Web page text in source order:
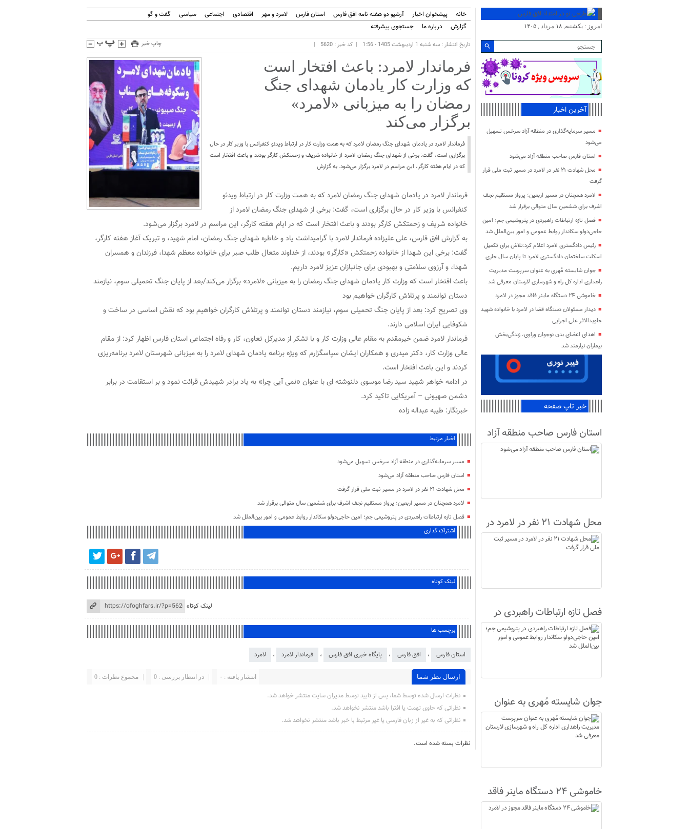
خانه پیشخوان اخبار آرشیو دو هفته نامه افق فارس استان فارس لامرد و مهر اقتصادی اجتماعی سیاسی
گفت و گو
گزارش
درباره ما جستجوی پیشرفته
تاریخ انتشار : سه شنبه 1 اردیبهشت 1405 - 1:56 کد خبر : 5620 چاپ خبر
فرماندار لامرد: باعث افتخار است
که وزارت کار یادمان شهدای جنگ
رمضان را به میزبانی «لامرد»
برگزار می‌کند
فرماندار لامرد در یادمان شهدای جنگ رمضان لامرد که به همت وزارت کار در ارتباط ویدئو کنفرانس با وزیر کار در حال
برگزاری است، گفت: برخی از شهدای جنگ رمضان لامرد از خانواده شریف و زحمتکش کارگر بودند و باعث افتخار است
که در ایام هفته کارگر، این مراسم در لامرد برگزار می‌شود. به گزارش
فرماندار لامرد در یادمان شهدای جنگ رمضان لامرد که به همت وزارت کار در ارتباط ویدئو
کنفرانس با وزیر کار در حال برگزاری است، گفت: برخی از شهدای جنگ رمضان لامرد از
خانواده شریف و زحمتکش کارگر بودند و باعث افتخار است که در ایام هفته کارگر، این مراسم در لامرد برگزار می‌شود.
به گزارش افق فارس، علی علیزاده فرماندار لامرد با گرامیداشت یاد و خاطره شهدای جنگ رمضان، امام شهید، و تبریک آغاز هفته کارگر،
گفت: برخی این شهدا از خانواده زحمتکش «کارگر» بودند، از خداوند متعال طلب صبر برای خانواده معظم شهدا، فرزندان و همسران
شهدا، و آرزوی سلامتی و بهبودی برای جانبازان عزیز لامرد داریم.
باعث افتخار است که وزارت کار یادمان شهدای جنگ رمضان را به میزبانی «لامرد» برگزار می‌کند/بعد از پایان جنگ تحمیلی سوم، نیازمند
دستان توانمند و پرتلاش کارگران خواهیم بود
وی تصریح کرد: بعد از پایان جنگ تحمیلی سوم، نیازمند دستان توانمند و پرتلاش کارگران خواهیم بود که نقش اساسی در ساخت و
شکوفایی ایران اسلامی دارند.
فرماندار لامرد ضمن خیرمقدم به مقام عالی وزارت کار و با تشکر از مدیرکل تعاون، کار و رفاه اجتماعی استان فارس اظهار کرد: از مقام
عالی وزارت کار، دکتر میدری و همکاران ایشان سپاسگزارم که ویژه‌ برنامه یادمان شهدای لامرد را به میزبانی شهرستان لامرد برنامه‌ریزی
کردند و این باعث افتخار است.
در ادامه خواهر شهید سید رضا موسوی دلنوشته ای با عنوان «نمی آیی چرا» به یاد برادر شهیدش قرائت نمود و بر استقامت در برابر
دشمن صهیونی – آمریکایی تاکید کرد.
خبرنگار: طیبه عبداله زاده
اخبار مرتبط
مسیر سرمایه‌گذاری در منطقه آزاد سرخس تسهیل می‌شود
استان فارس صاحب منطقه آزاد می‌شود
محل شهادت ۲۱ نفر در لامرد در مسیر ثبت ملی قرار گرفت
لامرد همچنان در مسیر اربعین؛ پرواز مستقیم نجف اشرف برای ششمین سال متوالی برقرار شد
فصل تازه ارتباطات راهبردی در پتروشیمی جم؛ امین حاجی‌دولو سکاندار روابط عمومی و امور بین‌الملل شد
اشتراک گذاری
لینک کوتاه
لینک کوتاه
برچسب ها
استان فارس ، افق فارس ، پایگاه خبری افق فارس ، فرماندار لامرد ، لامرد
ارسال نظر شما مجموع نظرات : 0 در انتظار بررسی : 0 انتشار یافته : ۰
نظرات ارسال شده توسط شما، پس از تایید توسط مدیران سایت منتشر خواهد شد.
نظراتی که حاوی تهمت یا افترا باشد منتشر نخواهد شد.
نظراتی که به غیر از زبان فارسی یا غیر مرتبط با خبر باشد منتشر نخواهد شد.
نظرات بسته شده است.
امروز : یکشنبه, ۱۸ مرداد , ۱۴۰۵
آخرین اخبار
مسیر سرمایه‌گذاری در منطقه آزاد سرخس تسهیل
می‌شود
استان فارس صاحب منطقه آزاد می‌شود
محل شهادت ۲۱ نفر در لامرد در مسیر ثبت ملی قرار
گرفت
لامرد همچنان در مسیر اربعین؛ پرواز مستقیم نجف
اشرف برای ششمین سال متوالی برقرار شد
فصل تازه ارتباطات راهبردی در پتروشیمی جم؛ امین
حاجی‌دولو سکاندار روابط عمومی و امور بین‌الملل شد
رئیس دادگستری لامرد اعلام کرد:تلاش برای تکمیل
اسکلت ساختمان دادگستری لامرد تا پایان سال جاری
جوان شایسته مُهری به عنوان سرپرست مدیریت
راهداری اداره کل راه و شهرسازی لارستان معرفی شد
خاموشی ۲۴ دستگاه ماینر فاقد مجوز در لامرد
دیدار مسئولان دستگاه قضا در لامرد با خانواده شهید
جاویدالاثر علی اجرایی
اهدای اعضای بدن نوجوان وراوی، زندگی‌بخش
بیماران نیازمند شد
خبر تاپ صفحه
استان فارس صاحب منطقه آزاد
می‌شود
محل شهادت ۲۱ نفر در لامرد در
مسیر ثبت ملی قرار گرفت
فصل تازه ارتباطات راهبردی در
پتروشیمی جم؛ امین حاجی‌دولو
سکاندار روابط عمومی و امور
جوان شایسته مُهری به عنوان
سرپرست مدیریت راهداری اداره
کل راه و شهرسازی لارستان
خاموشی ۲۴ دستگاه ماینر فاقد
مجوز در لامرد